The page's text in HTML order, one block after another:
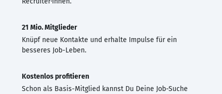
21 Mio. Mitglieder
Knüpf neue Kontakte und erhalte Impulse für ein
besseres Job-Leben.
Kostenlos profitieren
Schon als Basis-Mitglied kannst Du Deine Job-Suche